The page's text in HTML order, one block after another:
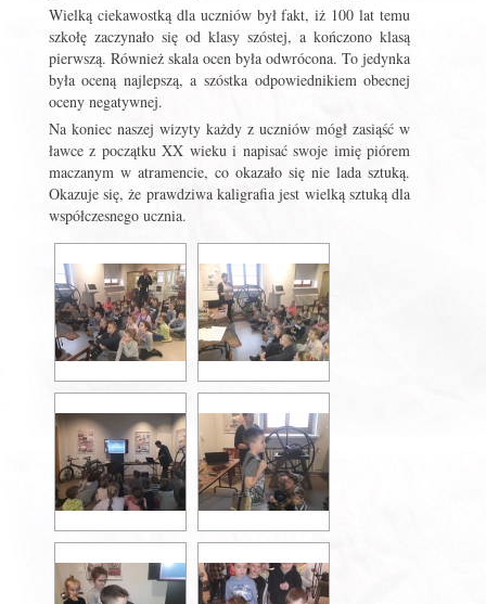
Wielką ciekawostką dla uczniów był fakt, iż 100 lat temu
szkołę zaczynało się od klasy szóstej, a kończono klasą
pierwszą. Również skala ocen była odwrócona. To jedynka
była oceną najlepszą, a szóstka odpowiednikiem obecnej
oceny negatywnej.
Na koniec naszej wizyty każdy z uczniów mógł zasiąść w
ławce z początku XX wieku i napisać swoje imię piórem
maczanym w atramencie, co okazało się nie lada sztuką.
Okazuje się, że prawdziwa kaligrafia jest wielką sztuką dla
współczesnego ucznia.